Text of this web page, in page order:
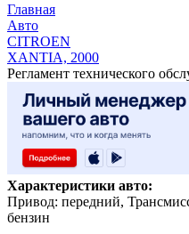
Главная
Авто
CITROEN
XANTIA, 2000
Регламент технического
Характеристики авто:
Привод: передний,
бензин